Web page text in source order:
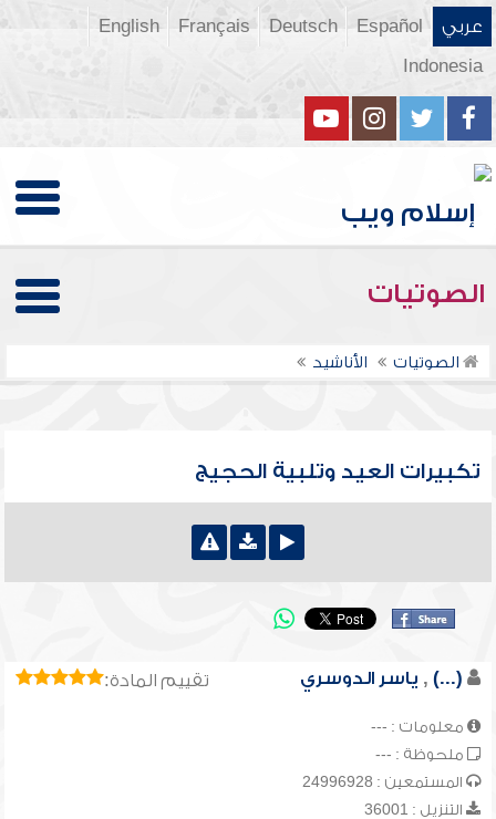
عربي Español
Deutsch
Français
English
Indonesia
الصوتيات
الصوتيات الأناشيد
تكبيرات العيد وتلبية الحجيج
تقييم المادة: (...)
, ياسر الدوسري
معلومات : ---
ملحوظة : ---
المستمعين : 24996928
التنزيل : 36001